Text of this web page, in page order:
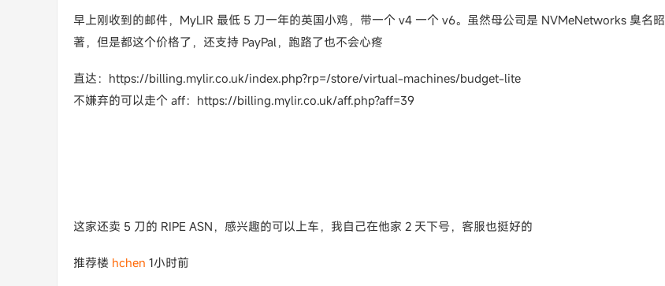
早上刚收到的邮件，MyLIR 最低 5 刀一年的英国小鸡，带一个 v4 一个 v6。虽然母公司是 NVMeNetworks 臭名昭
著，但是都这个价格了，还支持 PayPal，跑路了也不会心疼
直达：https://billing.mylir.co.uk/index.php?rp=/store/virtual-machines/budget-lite
不嫌弃的可以走个 aff：https://billing.mylir.co.uk/aff.php?aff=39
这家还卖 5 刀的 RIPE ASN，感兴趣的可以上车，我自己在他家 2 天下号，客服也挺好的
推荐楼 hchen 1小时前